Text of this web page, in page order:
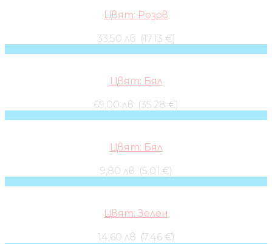
Цвят: Розов
33,50 лв. (17.13 €)
Цвят: Бял
69,00 лв. (35.28 €)
Цвят: Бял
9,80 лв. (5.01 €)
Цвят: Зелен
14,60 лв. (7.46 €)